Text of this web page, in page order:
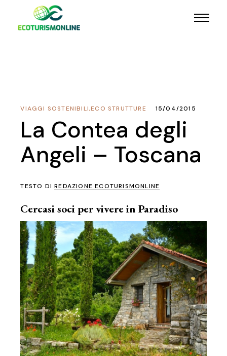
ECO STRUTTURE
,
VIAGGI SOSTENIBILI 15/04/2015
La Contea degli
Angeli – Toscana
TESTO DIREDAZIONE ECOTURISMONLINE
Cercasi soci per vivere in Paradiso